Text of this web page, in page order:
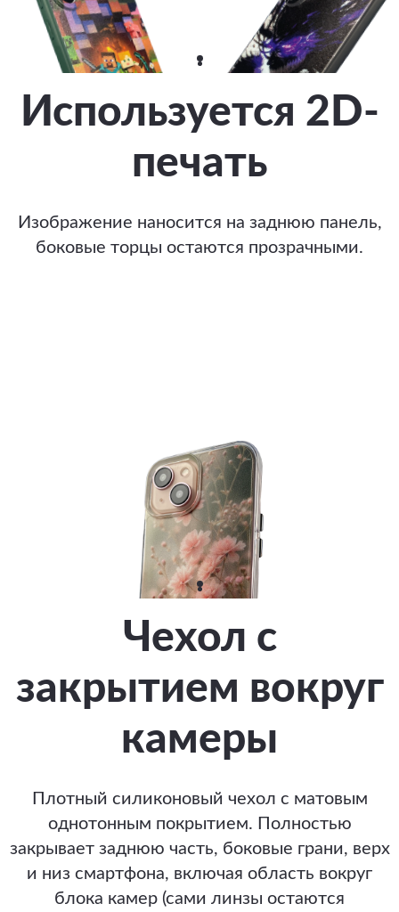
Используется 2D-
печать
Изображение наносится на заднюю панель,
боковые торцы остаются прозрачными.
Чехол с
закрытием вокруг
камеры
Плотный силиконовый чехол с матовым
однотонным покрытием. Полностью
закрывает заднюю часть, боковые грани, верх
и низ смартфона, включая область вокруг
блока камер (сами линзы остаются